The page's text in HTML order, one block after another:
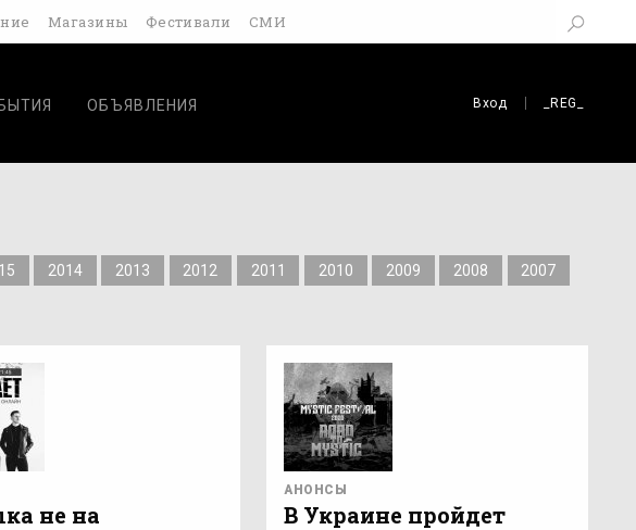
Магазины Фестивали СМИ
ОБЪЯВЛЕНИЯ Вход _REG_
2014 2013 2012 2011 2010 2009 2008 2007
не на
АНОНСЫ
В Украине пройдет